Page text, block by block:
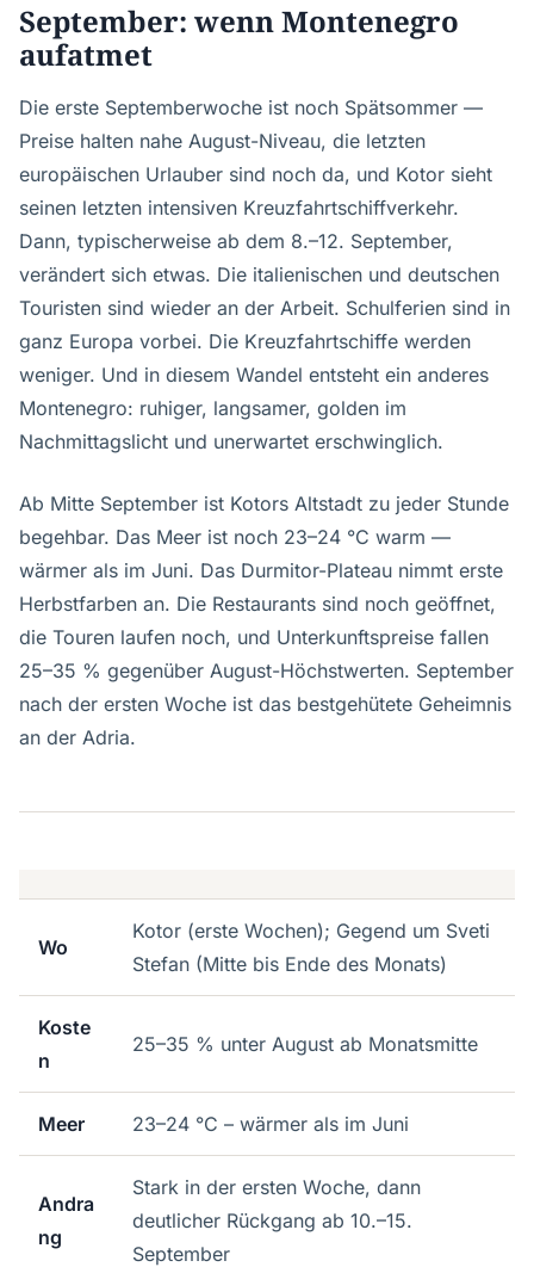
September: wenn Montenegro
aufatmet
Die erste Septemberwoche ist noch Spätsommer —
Preise halten nahe August-Niveau, die letzten
europäischen Urlauber sind noch da, und Kotor sieht
seinen letzten intensiven Kreuzfahrtschiffverkehr.
Dann, typischerweise ab dem 8.–12. September,
verändert sich etwas. Die italienischen und deutschen
Touristen sind wieder an der Arbeit. Schulferien sind in
ganz Europa vorbei. Die Kreuzfahrtschiffe werden
weniger. Und in diesem Wandel entsteht ein anderes
Montenegro: ruhiger, langsamer, golden im
Nachmittagslicht und unerwartet erschwinglich.
Ab Mitte September ist Kotors Altstadt zu jeder Stunde
begehbar. Das Meer ist noch 23–24 °C warm —
wärmer als im Juni. Das Durmitor-Plateau nimmt erste
Herbstfarben an. Die Restaurants sind noch geöffnet,
die Touren laufen noch, und Unterkunftspreise fallen
25–35 % gegenüber August-Höchstwerten. September
nach der ersten Woche ist das bestgehütete Geheimnis
an der Adria.
Wo
Kotor (erste Wochen); Gegend um Sveti
Stefan (Mitte bis Ende des Monats)
Koste
n
25–35 % unter August ab Monatsmitte
Meer 23–24 °C – wärmer als im Juni
Andra
ng
Stark in der ersten Woche, dann
deutlicher Rückgang ab 10.–15.
September